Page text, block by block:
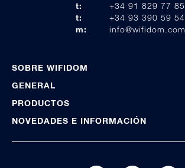
t:
+34 91 829 77 85
t:
+34 93 390 59 54
m:
info@wifidom.com
SOBRE WIFIDOM
GENERAL
PRODUCTOS
NOVEDADES E INFORMACIÓN